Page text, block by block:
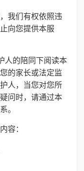
我们有权依照违
向您提供本服
人的陪同下阅读本
的家长或法定监
人，当您对您所
问时，请通过本
。
容：